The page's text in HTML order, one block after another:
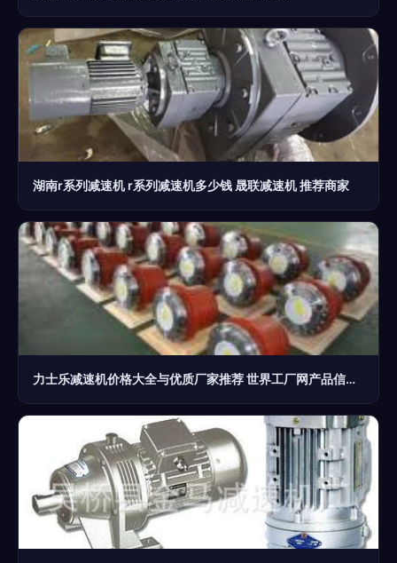
湖南r系列减速机 r系列减速机多少钱 晟联减速机 推荐商家
力士乐减速机价格大全与优质厂家推荐 世界工厂网产品信息库深度解析